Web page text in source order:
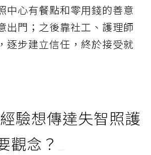
中心有餐點和零用錢的善意
出門；之後靠社工、護理師
逐步建立信任，終於接受就
驗想傳達失智照護
觀念？